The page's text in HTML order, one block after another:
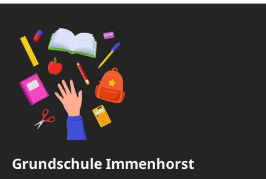
Grundschule Immenhorst